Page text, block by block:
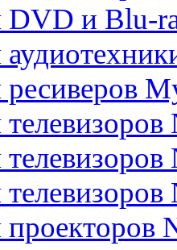
DVD и Blu-